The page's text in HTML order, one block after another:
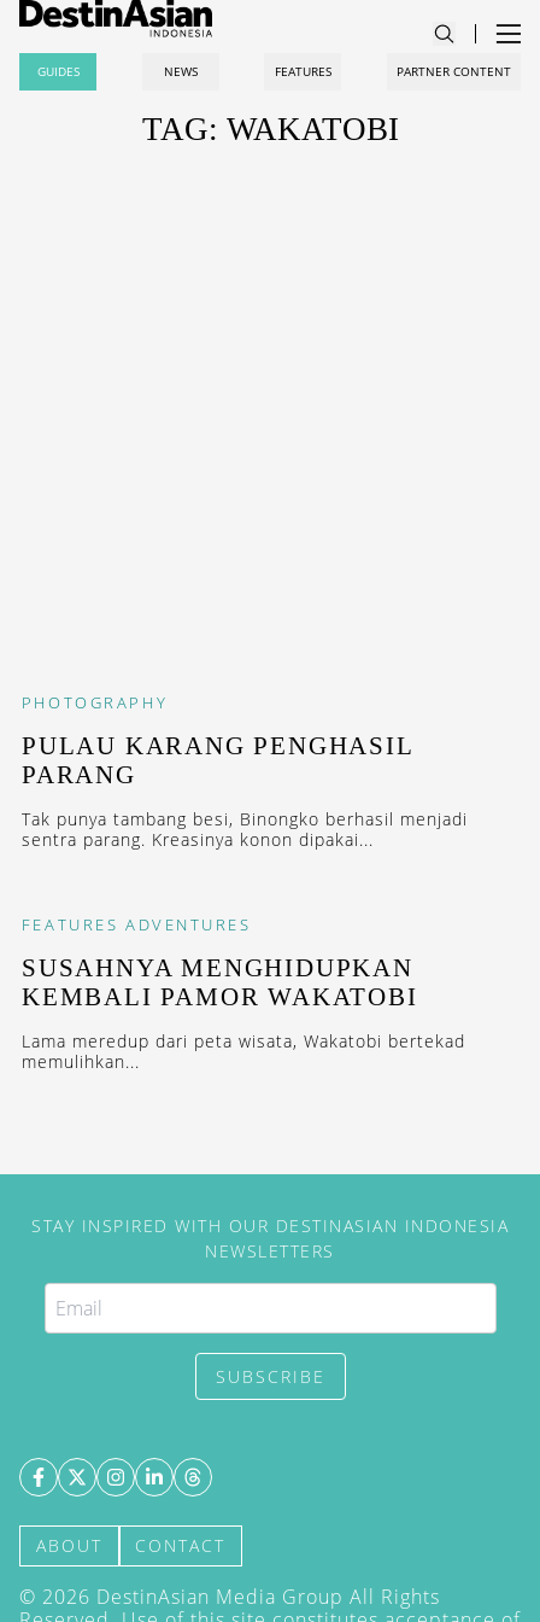
GUIDES NEWS FEATURES PARTNER CONTENT
TAG: WAKATOBI
PHOTOGRAPHY
PULAU KARANG PENGHASIL
PARANG
Tak punya tambang besi, Binongko berhasil menjadi
sentra parang. Kreasinya konon dipakai...
FEATURES ADVENTURES
SUSAHNYA MENGHIDUPKAN
KEMBALI PAMOR WAKATOBI
Lama meredup dari peta wisata, Wakatobi bertekad
memulihkan...
STAY INSPIRED WITH OUR DESTINASIAN INDONESIA
NEWSLETTERS
SUBSCRIBE
ABOUT CONTACT
© 2026 DestinAsian Media Group All Rights